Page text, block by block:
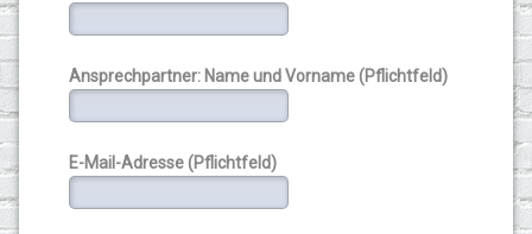
Ansprechpartner: Name und Vorname (Pflichtfeld)
E-Mail-Adresse (Pflichtfeld)